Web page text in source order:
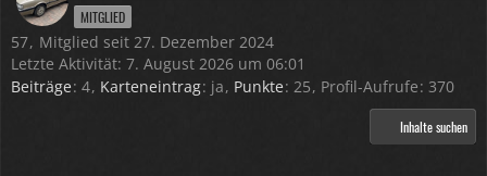
MITGLIED
57 Mitglied seit 27. Dezember 2024
Letzte Aktivität: 7. August 2026 um 06:01
Beiträge 4 Karteneintrag ja Punkte 25 Profil-Aufrufe 370
Inhalte suchen